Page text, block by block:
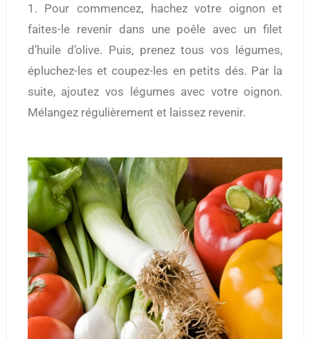
1. Pour commencez, hachez votre oignon et
faites-le revenir dans une poêle avec un filet
d’huile d’olive. Puis, prenez tous vos légumes,
épluchez-les et coupez-les en petits dés. Par la
suite, ajoutez vos légumes avec votre oignon.
Mélangez régulièrement et laissez revenir.